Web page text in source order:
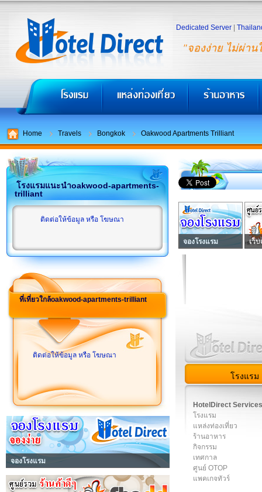
"จองง่าย ไม่ผ่าน
Dedicated Server
Home Travels Bongkok Oakwood Apartments Trilliant
โรงแรมแนะนำoakwood-apartments-
trilliant
ติดต่อให้ข้อมูล หรือ โฆษณา
ที่เที่ยวใกล้oakwood-apartments-trilliant
ติดต่อให้ข้อมูล หรือ โฆษณา
จองโรงแรม
จองโรงแรม เว็บ
โรงแรม
HotelDirect Services
โรงแรม
แหล่งท่องเที่ยว
ร้านอาหาร
กิจกรรม
เทศกาล
ศูนย์ OTOP
แพคเกจทัวร์